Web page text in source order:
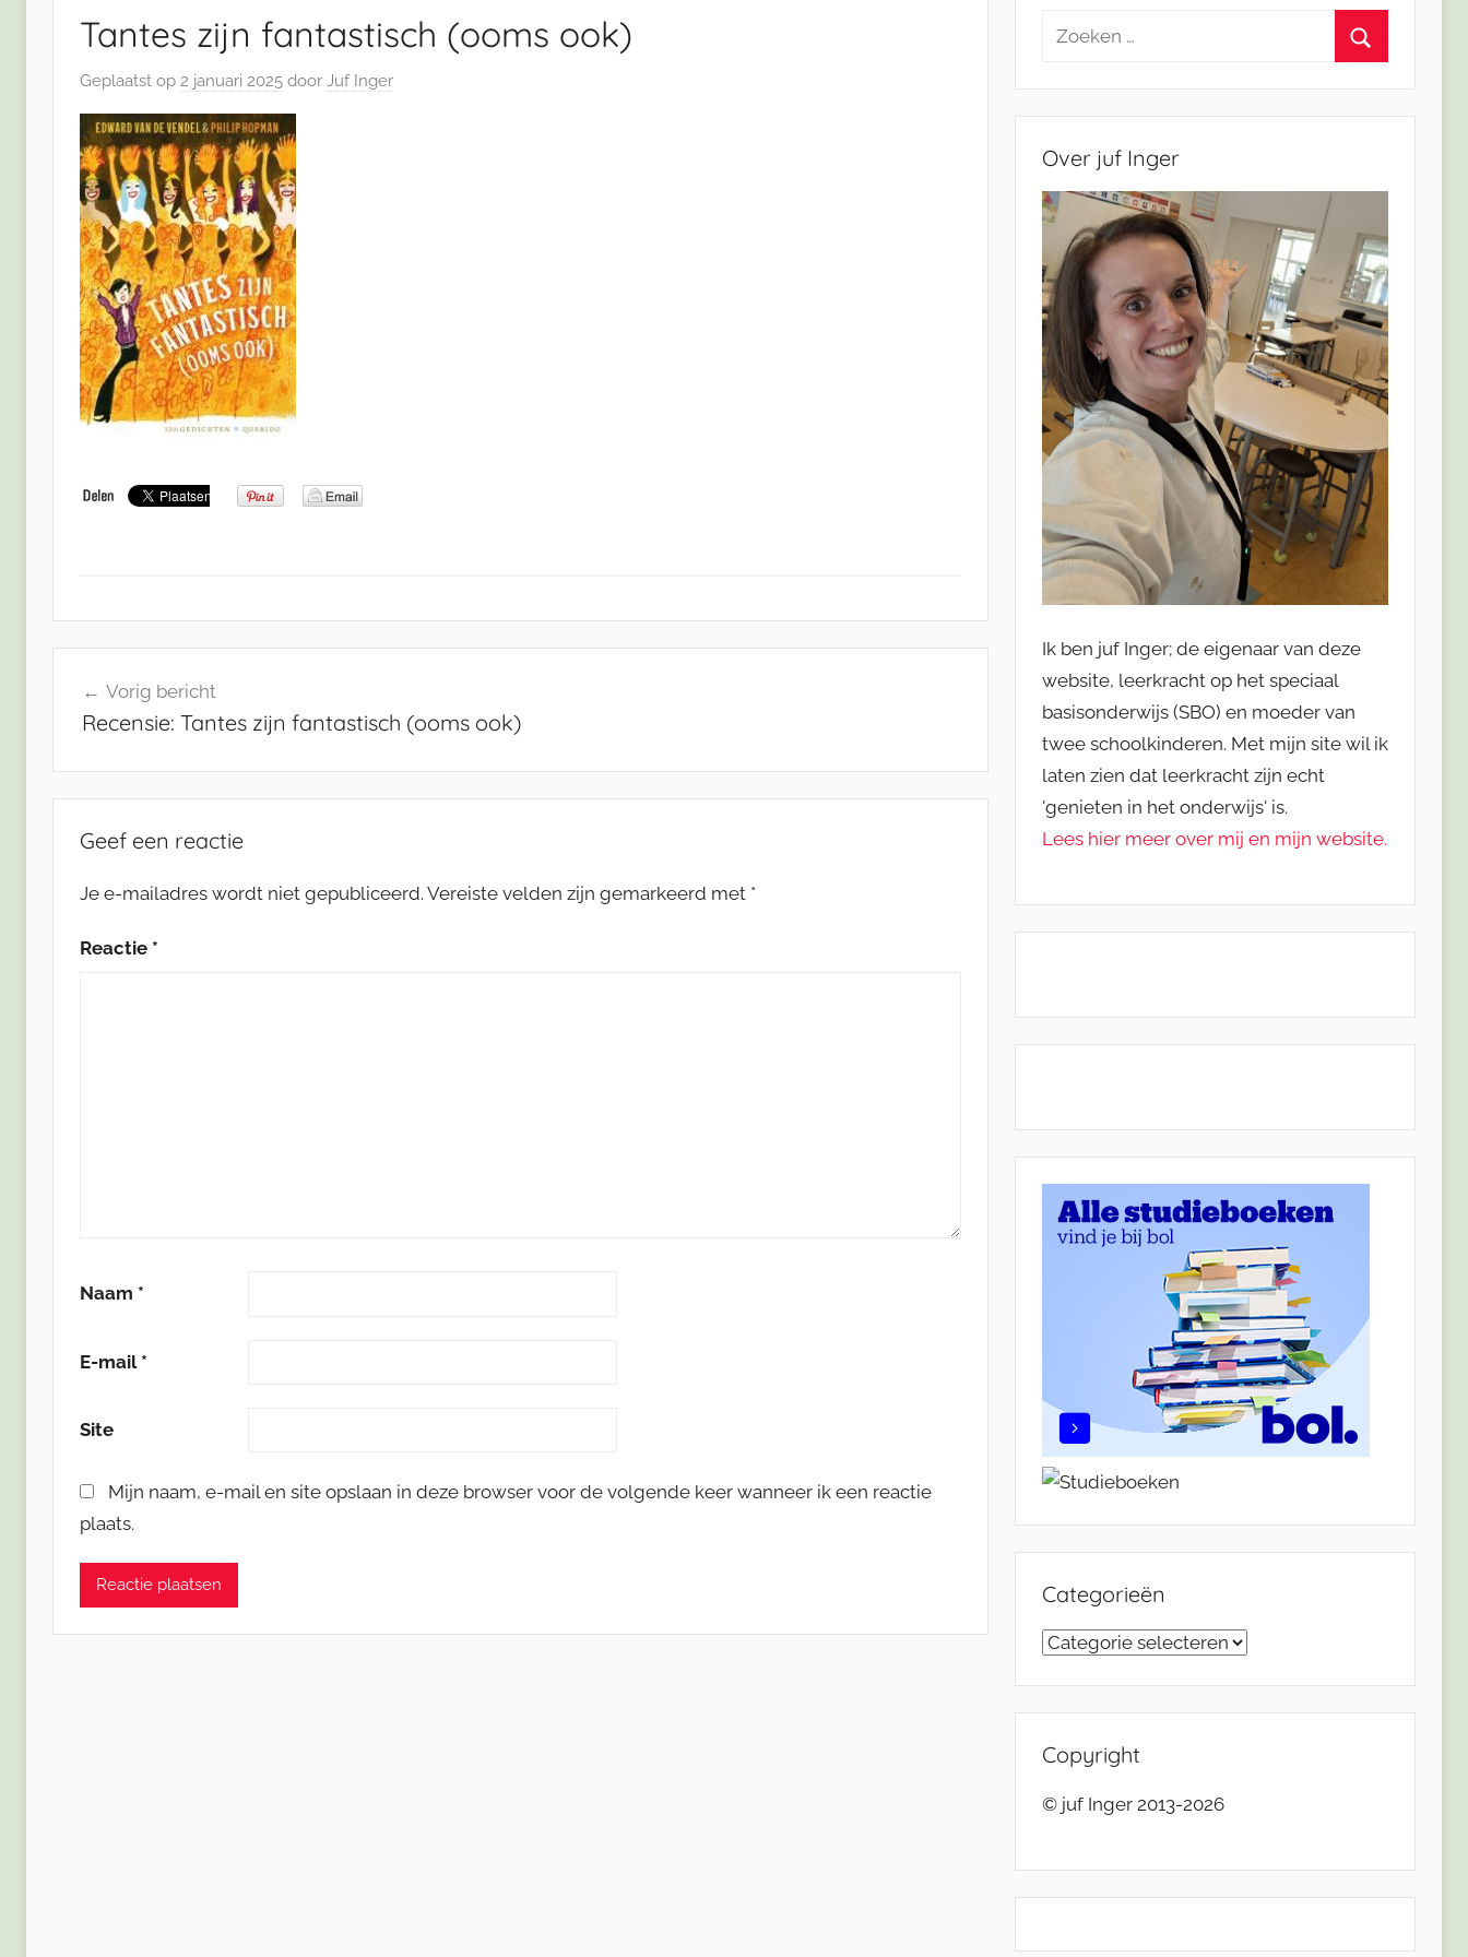
Tantes zijn fantastisch (ooms ook)
Geplaatst op 2 januari 2025 door Juf Inger
navigatie
Vorig bericht
Recensie: Tantes zijn fantastisch (ooms ook)
Geef een reactie
Je e-mailadres wordt niet gepubliceerd. Vereiste velden zijn gemarkeerd met *
Reactie *
Naam *
E-mail *
Site
Mijn naam, e-mail en site opslaan in deze browser voor de volgende keer wanneer ik een reactie
plaats.
Zoeken
Over juf Inger
Ik ben juf Inger; de eigenaar van deze
website, leerkracht op het speciaal
basisonderwijs (SBO) en moeder van
twee schoolkinderen. Met mijn site wil ik
laten zien dat leerkracht zijn echt
'genieten in het onderwijs' is.
Lees hier meer over mij en mijn website.
Categorieën
Categorieën
Copyright
© juf Inger 2013-2026